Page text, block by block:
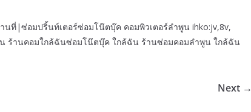
ที่|ซ่อมปริ้นท์เตอร์ซ่อมโน๊ตบุ๊ค คอมพิวเตอร์ลำพูน ihko:jv,8v,
ร้านคอมใกล้ฉันซ่อมโน๊ตบุ๊ค ใกล้ฉัน ร้านซ่อมคอมลำพูน ใกล้ฉัน
Next →